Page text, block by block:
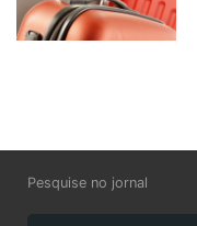
Pesquise no jornal